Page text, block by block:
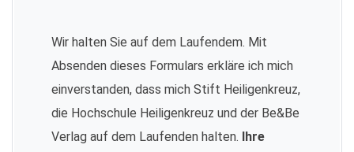
Wir halten Sie auf dem Laufendem. Mit
Absenden dieses Formulars erkläre ich mich
einverstanden, dass mich Stift Heiligenkreuz,
die Hochschule Heiligenkreuz und der Be&Be
Verlag auf dem Laufenden halten.
Ihre